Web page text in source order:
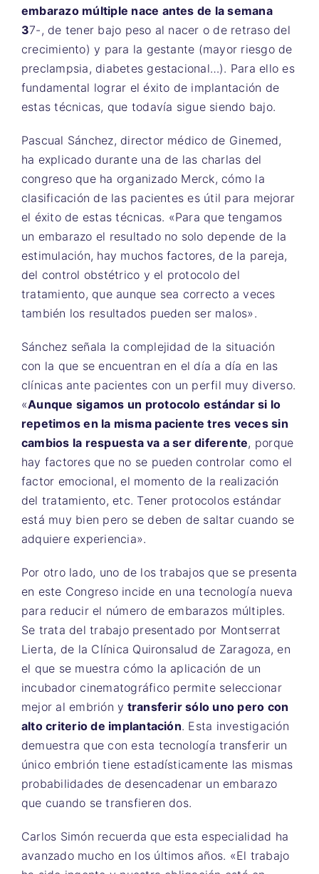
embarazo múltiple nace antes de la semana
37-, de tener bajo peso al nacer o de retraso del
crecimiento) y para la gestante (mayor riesgo de
preclampsia, diabetes gestacional…). Para ello es
fundamental lograr el éxito de implantación de
estas técnicas, que todavía sigue siendo bajo.
Pascual Sánchez, director médico de Ginemed,
ha explicado durante una de las charlas del
congreso que ha organizado Merck, cómo la
clasificación de las pacientes es útil para mejorar
el éxito de estas técnicas. «Para que tengamos
un embarazo el resultado no solo depende de la
estimulación, hay muchos factores, de la pareja,
del control obstétrico y el protocolo del
tratamiento, que aunque sea correcto a veces
también los resultados pueden ser malos».
Sánchez señala la complejidad de la situación
con la que se encuentran en el día a día en las
clínicas ante pacientes con un perfil muy diverso.
«Aunque sigamos un protocolo estándar si lo
repetimos en la misma paciente tres veces sin
cambios la respuesta va a ser diferente, porque
hay factores que no se pueden controlar como el
factor emocional, el momento de la realización
del tratamiento, etc. Tener protocolos estándar
está muy bien pero se deben de saltar cuando se
adquiere experiencia».
Por otro lado, uno de los trabajos que se presenta
en este Congreso incide en una tecnología nueva
para reducir el número de embarazos múltiples.
Se trata del trabajo presentado por Montserrat
Lierta, de la Clínica Quironsalud de Zaragoza, en
el que se muestra cómo la aplicación de un
incubador cinematográfico permite seleccionar
mejor al embrión y transferir sólo uno pero con
alto criterio de implantación. Esta investigación
demuestra que con esta tecnología transferir un
único embrión tiene estadísticamente las mismas
probabilidades de desencadenar un embarazo
que cuando se transfieren dos.
Carlos Simón recuerda que esta especialidad ha
avanzado mucho en los últimos años. «El trabajo